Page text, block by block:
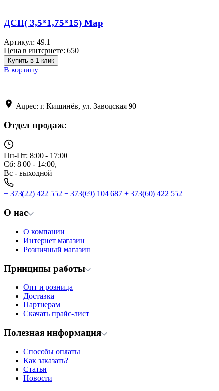
ДСП( 3,5*1,75*15) Мар
Артикул: 49.1
Цена в интернете: 650
Купить в 1 клик
В корзину
Адрес: г. Кишинёв, ул. Заводская 90
Отдел продаж:
Пн-Пт: 8:00 - 17:00
Сб: 8:00 - 14:00,
Вс - выходной
+ 373(22) 422 552 + 373(69) 104 687 + 373(60) 422 552
О нас
О компании
Интернет магазин
Розничный магазин
Принципы работы
Опт и розница
Доставка
Партнерам
Скачать прайс-лист
Полезная информация
Способы оплаты
Как заказать?
Статьи
Новости